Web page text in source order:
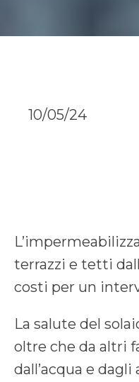
10/05/24
terrazzi e tetti
costi per un
La salute del
oltre che da altri
dall’acqua e